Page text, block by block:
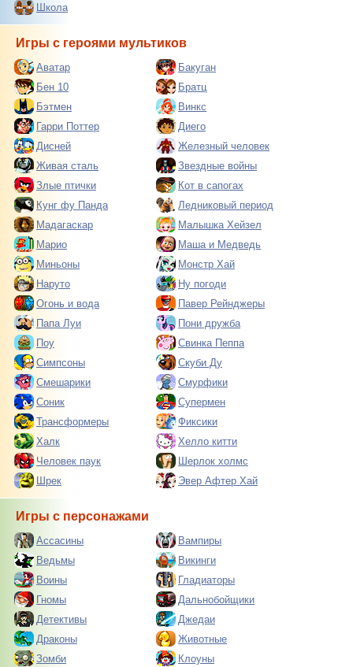
Школа
Игры с героями мультиков
Аватар
Бакуган
Бен 10
Братц
Бэтмен
Винкс
Гарри Поттер
Диего
Дисней
Железный человек
Живая сталь
Звездные войны
Злые птички
Кот в сапогах
Кунг фу Панда
Ледниковый период
Мадагаскар
Малышка Хейзел
Марио
Маша и Медведь
Миньоны
Монстр Хай
Наруто
Ну погоди
Огонь и вода
Павер Рейнджеры
Папа Луи
Пони дружба
Поу
Свинка Пеппа
Симпсоны
Скуби Ду
Смешарики
Смурфики
Соник
Супермен
Трансформеры
Фиксики
Халк
Хелло китти
Человек паук
Шерлок холмс
Шрек
Эвер Афтер Хай
Игры с персонажами
Ассасины
Вампиры
Ведьмы
Викинги
Воины
Гладиаторы
Гномы
Дальнобойщики
Детективы
Джедаи
Драконы
Животные
Зомби
Клоуны